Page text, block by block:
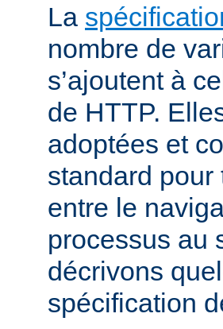
La
nombre de
s’ajoutent à
de HTTP.
adoptées et
standard pour
entre le
processus au
décrivons
spécification